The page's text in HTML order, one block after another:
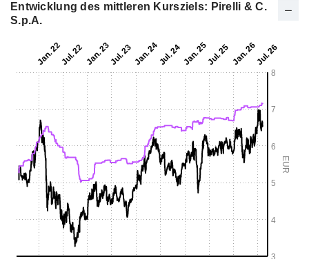
Entwicklung des mittleren Kursziels: Pirelli & C.
S.p.A.